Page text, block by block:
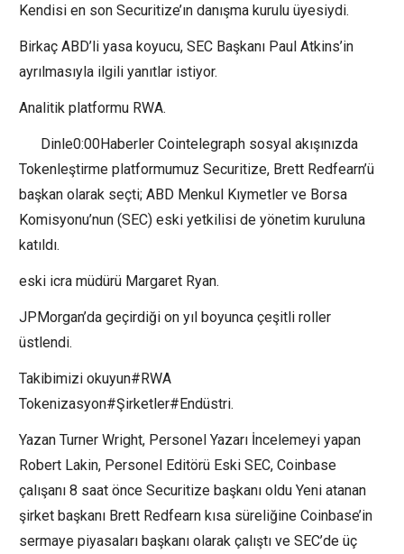
Kendisi en son Securitize’ın danışma kurulu üyesiydi.
Birkaç ABD’li yasa koyucu, SEC Başkanı Paul Atkins’in
ayrılmasıyla ilgili yanıtlar istiyor.
Analitik platformu RWA.
Dinle0:00Haberler Cointelegraph sosyal akışınızda
Tokenleştirme platformumuz Securitize, Brett Redfearn’ü
başkan olarak seçti; ABD Menkul Kıymetler ve Borsa
Komisyonu’nun (SEC) eski yetkilisi de yönetim kuruluna
katıldı.
eski icra müdürü Margaret Ryan.
JPMorgan’da geçirdiği on yıl boyunca çeşitli roller
üstlendi.
Takibimizi okuyun#RWA
Tokenizasyon#Şirketler#Endüstri.
Yazan Turner Wright, Personel Yazarı İncelemeyi yapan
Robert Lakin, Personel Editörü Eski SEC, Coinbase
çalışanı 8 saat önce Securitize başkanı oldu Yeni atanan
şirket başkanı Brett Redfearn kısa süreliğine Coinbase’in
sermaye piyasaları başkanı olarak çalıştı ve SEC’de üç